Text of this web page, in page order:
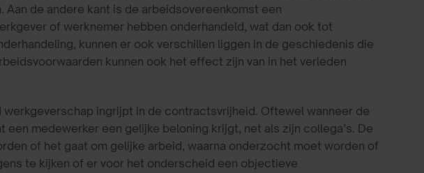
de andere kant is de arbeidsovereenkomst een
of werknemer hebben onderhandeld, wat dan ook tot
kunnen er ook verschillen liggen in de geschiedenis die
kunnen ook het effect zijn van in het verleden
ingrijpt in de contractsvrijheid. Oftewel wanneer de
medewerker een gelijke beloning krijgt, net als zijn collega’s. De
of het gaat om gelijke arbeid, waarna onderzocht moet worden of
te kijken of er voor het onderscheid een objectieve